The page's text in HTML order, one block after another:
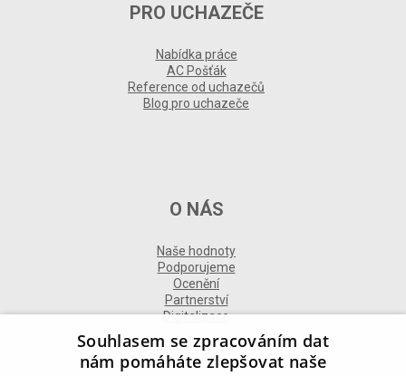
PRO UCHAZEČE
Nabídka práce
AC Pošťák
Reference od uchazečů
Blog pro uchazeče
O NÁS
Naše hodnoty
Podporujeme
Ocenění
Partnerství
Digitalizace
Souhlasem se zpracováním dat
nám pomáháte zlepšovat naše